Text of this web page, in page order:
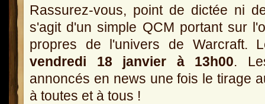
Rassurez-vous, point de dictée ni
s'agit d'un simple QCM portant sur
propres de l'univers de Warcraft.
vendredi 18 janvier à 13h00.
annoncés en news une fois le tirage
à toutes et à tous !